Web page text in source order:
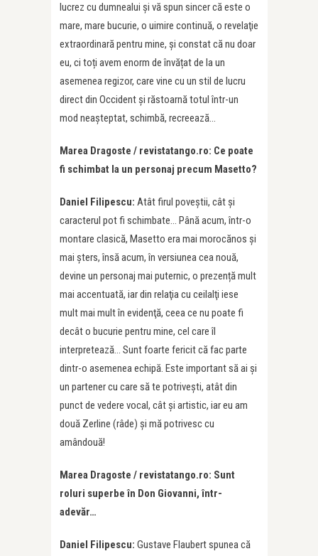
lucrez cu dumnealui şi vă spun sincer că este o
mare, mare bucurie, o uimire continuă, o revelaţie
extraordinară pentru mine, și constat că nu doar
eu, ci toți avem enorm de învățat de la un
asemenea regizor, care vine cu un stil de lucru
direct din Occident și răstoarnă totul într-un
mod neașteptat, schimbă, recreează…
Marea Dragoste / revistatango.ro: Ce poate
fi schimbat la un personaj precum Masetto?
Daniel Filipescu: Atât firul poveştii, cât și
caracterul pot fi schimbate… Până acum, într-o
montare clasică, Masetto era mai morocănos și
mai șters, însă acum, în versiunea cea nouă,
devine un personaj mai puternic, o prezență mult
mai accentuată, iar din relaţia cu ceilalţi iese
mult mai mult în evidenţă, ceea ce nu poate fi
decât o bucurie pentru mine, cel care îl
interpretează… Sunt foarte fericit că fac parte
dintr-o asemenea echipă. Este important să ai și
un partener cu care să te potriveşti, atât din
punct de vedere vocal, cât şi artistic, iar eu am
două Zerline (râde) şi mă potrivesc cu
amândouă!
Marea Dragoste / revistatango.ro: Sunt
roluri superbe în Don Giovanni, într-
adevăr…
Daniel Filipescu: Gustave Flaubert spunea că